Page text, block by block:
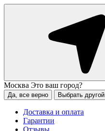
Москва Это ваш город?
Да, все верно Выбрать другой
Доставка и оплата
Гарантии
Отзывы